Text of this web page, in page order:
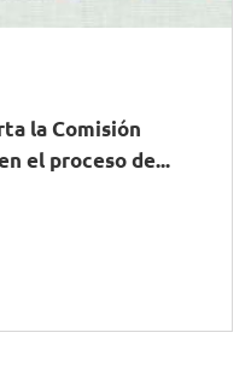
la Comisión
el proceso de...